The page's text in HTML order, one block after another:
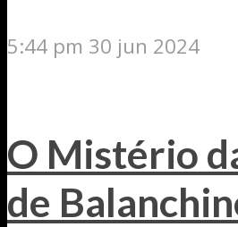
5:44 pm 30 jun 2024
O Mistério
de